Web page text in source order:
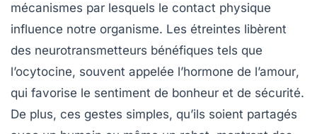
mécanismes par lesquels le contact physique
influence notre organisme. Les étreintes libèrent
des neurotransmetteurs bénéfiques tels que
l’ocytocine, souvent appelée l’hormone de l’amour,
qui favorise le sentiment de bonheur et de sécurité.
De plus, ces gestes simples, qu’ils soient partagés